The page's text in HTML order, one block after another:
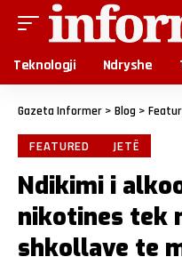
Teknologji Ndryshe
Gazeta Informer > Blog >
FEATURED JETË
Ndikimi i
nikotines tek
shkollave te